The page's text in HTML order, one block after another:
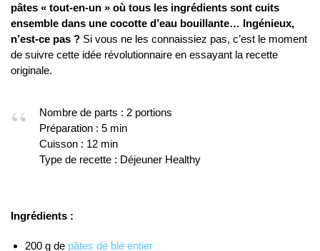
pâtes « tout-en-un » où tous les ingrédients sont cuits
ensemble dans une cocotte d’eau bouillante… Ingénieux,
n’est-ce pas ? Si vous ne les connaissiez pas, c’est le moment
de suivre cette idée révolutionnaire en essayant la recette
originale.
Nombre de parts : 2 portions
Préparation : 5 min
Cuisson : 12 min
Type de recette : Déjeuner Healthy
Ingrédients :
200 g de pâtes de blé entier